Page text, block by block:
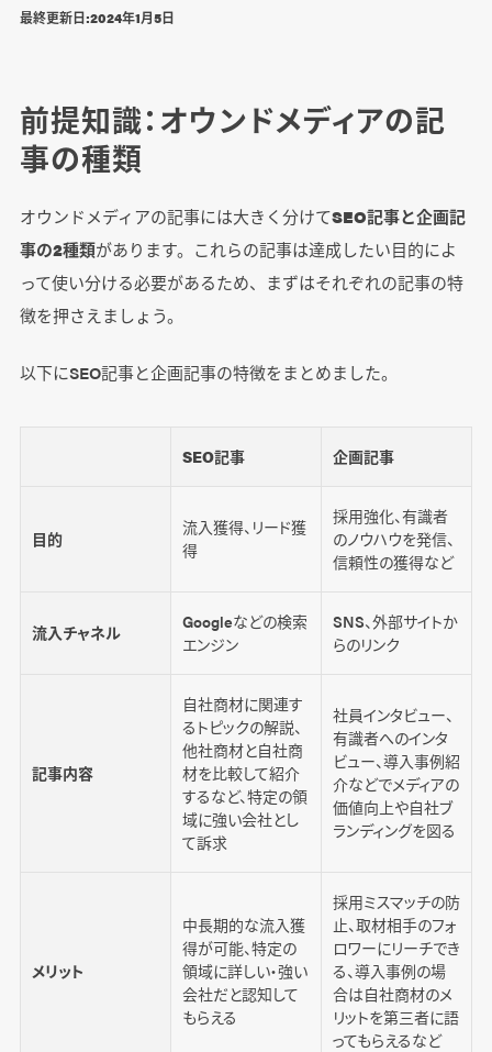
オウンドメディアの記事制作は内製、外注どち
SEO記事の文字数は多い方がいい？
オウンドメディアの記事制作はSEO記事・企画
記事の両輪で回す
最終更新日:2024年1月5日
前提知識：オウンドメディアの記
事の種類
オウンドメディアの記事には大きく分けてSEO記事と企画記
事の2種類があります。これらの記事は達成したい目的によ
って使い分ける必要があるため、まずはそれぞれの記事の特
徴を押さえましょう。
以下にSEO記事と企画記事の特徴をまとめました。
SEO記事 企画記事
目的
流入獲得、リード獲
得
採用強化、有識者
のノウハウを発信、
信頼性の獲得など
流入チャネル
Googleなどの検索
エンジン
SNS、外部サイトか
らのリンク
記事内容
自社商材に関連す
るトピックの解説、
他社商材と自社商
材を比較して紹介
するなど、特定の領
域に強い会社とし
て訴求
社員インタビュー、
有識者へのインタ
ビュー、導入事例紹
介などでメディアの
価値向上や自社ブ
ランディングを図る
メリット
中長期的な流入獲
得が可能、特定の
領域に詳しい・強い
会社だと認知して
もらえる
採用ミスマッチの防
止、取材相手のフォ
ロワーにリーチでき
る、導入事例の場
合は自社商材のメ
リットを第三者に語
ってもらえるなど